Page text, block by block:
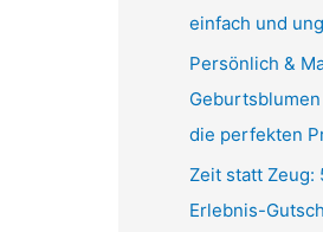
einfach und
Persönlich &
die perfekten
Zeit statt Zeug:
Erlebnis-